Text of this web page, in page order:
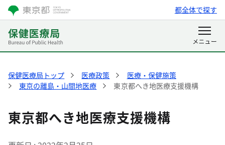
都全体で探す
保健医療局トップ 医療政策
医療・保健施策
東京の離島・山間地医療
東京都へき地医療支援機構
東京都へき地医療支援機構